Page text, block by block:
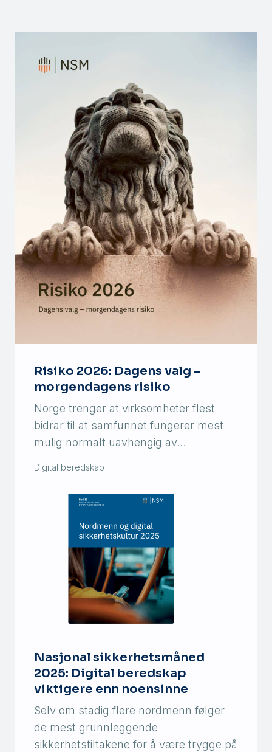
Risiko 2026: Dagens valg –
morgendagens risiko
Norge trenger at virksomheter flest
bidrar til at samfunnet fungerer mest
mulig normalt uavhengig av…
Digital beredskap
Nasjonal sikkerhetsmåned
2025: Digital beredskap
viktigere enn noensinne
Selv om stadig flere nordmenn følger
de mest grunnleggende
sikkerhetstiltakene for å være trygge på